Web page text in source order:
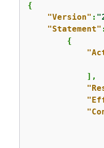
{
"Version" :
"Statement"
{
            ],